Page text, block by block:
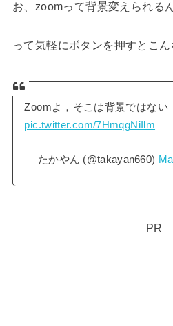
お、zoomって背景変えられる
って気軽にボタンを押すとこん
Zoomよ，そこは背景ではない
pic.twitter.com/7HmqgNiIlm
— たかやん (@takayan660)
PR